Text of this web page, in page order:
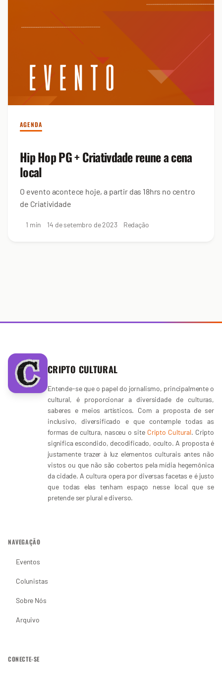
AGENDA
Hip Hop PG + Criativdade reune a cena
local
O evento acontece hoje, a partir das 18hrs no centro
de Criatividade
1 min 14 de setembro de 2023 Redação
CRIPTO CULTURAL
Entende-se que o papel do jornalismo, principalmente o
cultural, é proporcionar a diversidade de culturas,
saberes e meios artísticos. Com a proposta de ser
inclusivo, diversificado e que contemple todas as
formas de cultura, nasceu o site Cripto Cultural. Cripto
significa escondido, decodificado, oculto. A proposta é
justamente trazer à luz elementos culturais antes não
vistos ou que não são cobertos pela mídia hegemônica
da cidade. A cultura opera por diversas facetas e é justo
que todas elas tenham espaço nesse local que se
pretende ser plural e diverso.
NAVEGAÇÃO
Eventos
Colunistas
Sobre Nós
Arquivo
CONECTE-SE